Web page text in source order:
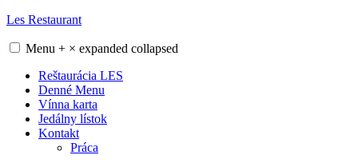
Skip
content
Les Restaurant
Menu + × expanded collapsed
Reštaurácia LES
Denné Menu
Vínna karta
Jedálny lístok
Kontakt
Práca